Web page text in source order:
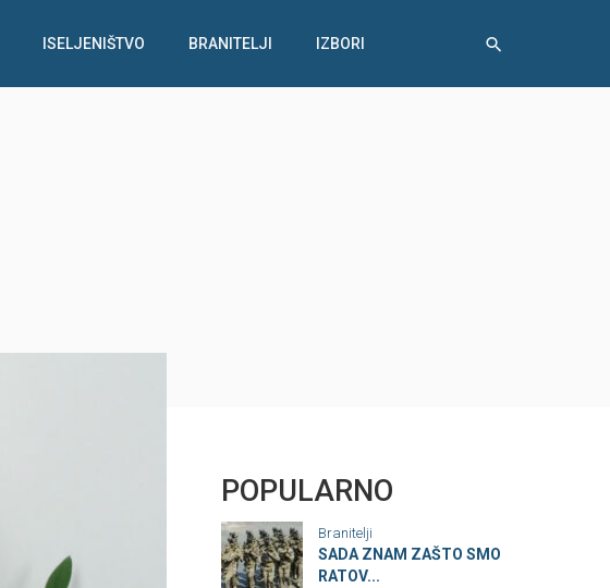
ISELJENIŠTVO BRANITELJI IZBORI
POPULARNO
Branitelji
SADA ZNAM ZAŠTO SMO
RATOV...